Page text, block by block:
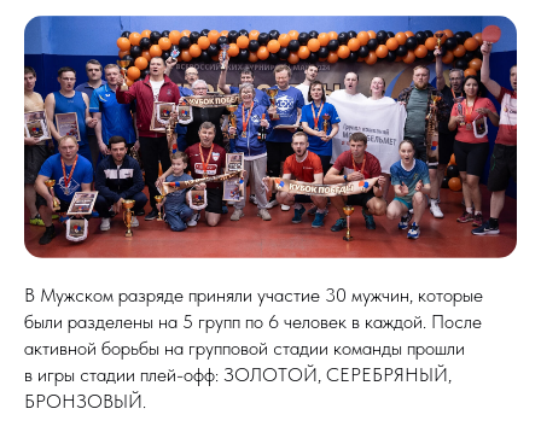
В Мужском разряде приняли участие 30 мужчин, которые
были разделены на 5 групп по 6 человек в каждой. После
активной борьбы на групповой стадии команды прошли
в игры стадии плей-офф: ЗОЛОТОЙ, СЕРЕБРЯНЫЙ,
БРОНЗОВЫЙ.